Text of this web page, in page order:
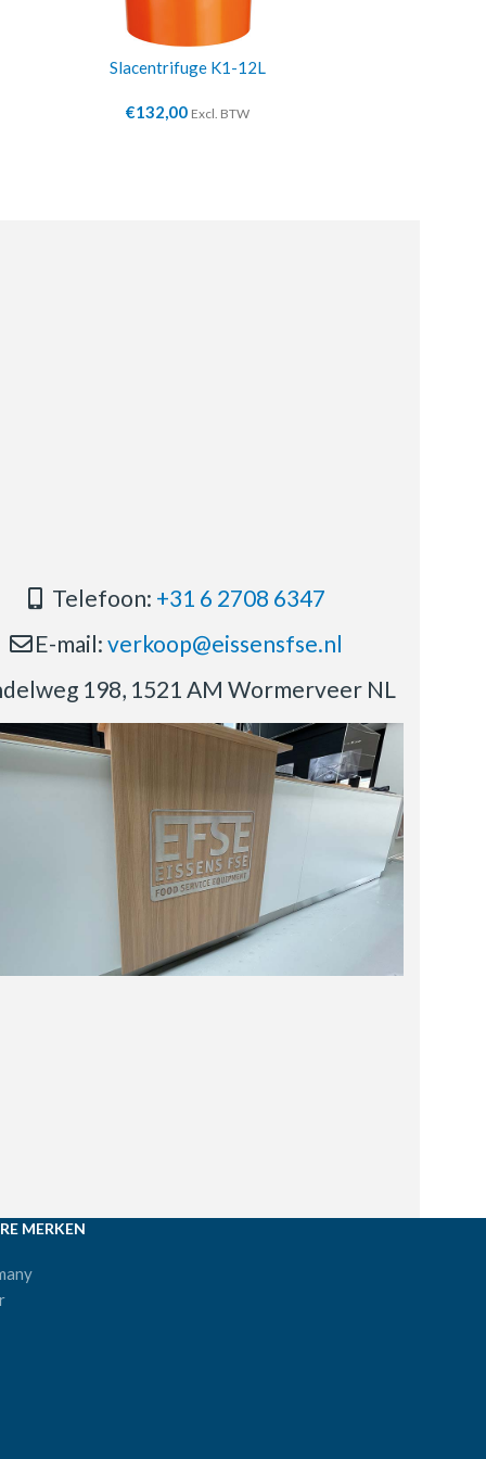
Slacentrifuge K1-12L
€132,00 Excl. BTW
Telefoon: +31 6 2708 6347
E-mail:verkoop@eissensfse.nl
198, 1521 AM Wormerveer NL
MERKEN